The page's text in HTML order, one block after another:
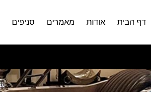
דף הבית אודות מאמרים סניפים